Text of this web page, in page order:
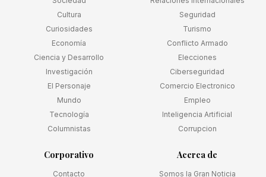
Cultura
Curiosidades
Economía
Ciencia y Desarrollo
Investigación
El Personaje
Mundo
Tecnología
Columnistas
Seguridad
Turismo
Conflicto Armado
Elecciones
Ciberseguridad
Comercio Electronico
Empleo
Inteligencia Artificial
Corrupcion
Corporativo
Contacto
Acerca de
Somos la Gran Noticia